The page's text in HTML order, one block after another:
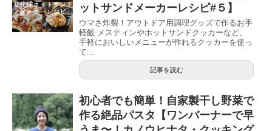
ットサンドメーカーレシピ#５】
ウマさ炸裂！アウトドア用調理グッズで作るお手
軽飯 メスティンやホットサンドクッカーなど、
手軽においしいメニューが作れるクッカーを使っ
て...
記事を読む
初心者でも簡単！自家製干し野菜で
作る絶品パスタ【ワンバーナーで早